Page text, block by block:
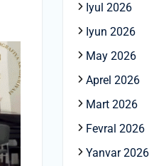
Iyul 2026
Iyun 2026
May 2026
Aprel 2026
Mart 2026
Fevral 2026
Yanvar 2026